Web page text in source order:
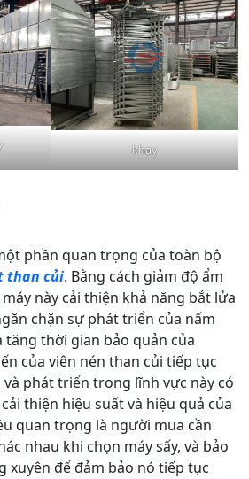
khay
phần quan trọng của toàn bộ
than củi. Bằng cách giảm độ ẩm
này cải thiện khả năng bắt lửa
chặn sự phát triển của nấm
tăng thời gian bảo quản của
của viên nén than củi tiếp tục
phát triển trong lĩnh vực này có
thiện hiệu suất và hiệu quả của
quan trọng là người mua cần
nhau khi chọn máy sấy, và bảo
xuyên để đảm bảo nó tiếp tục